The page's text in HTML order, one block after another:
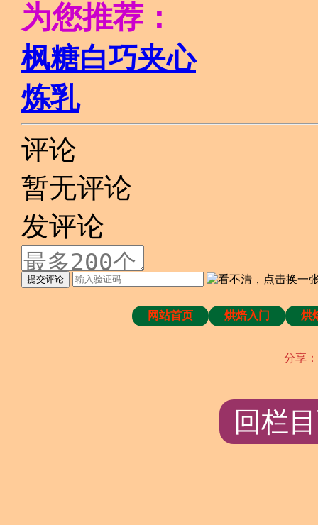
为您推荐：
枫糖白巧夹心
炼乳
评论
暂无评论
发评论
提交评论
网站首页 烘焙入门 烘
分享：
回栏